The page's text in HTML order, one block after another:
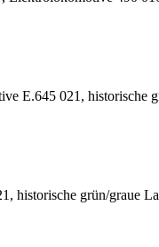
E.645 021, historische
historische grün/graue